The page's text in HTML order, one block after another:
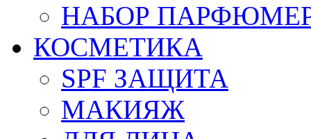
НАБОР
КОСМЕТИКА
SPF ЗАЩИТА
МАКИЯЖ